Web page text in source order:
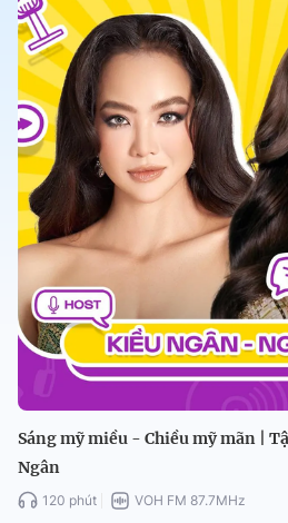
Sáng mỹ miều - Chiều mỹ mãn |
Ngân
120 phút VOH FM 87.7MHz